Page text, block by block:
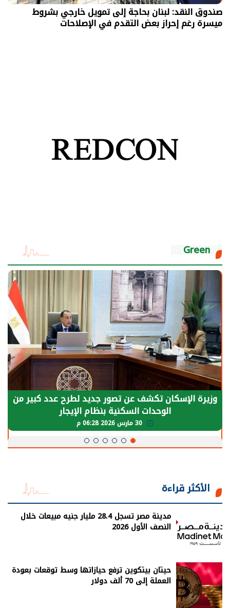
صندوق النقد: لبنان بحاجة إلى تمويل خارجي بشروط
ميسرة رغم إحراز بعض التقدم في الإصلاحات
Green
وزيرة الإسكان تكشف عن تصور جديد لطرح عدد كبير من
الوحدات السكنية بنظام الإيجار
الأكثر قراءة
مدينة مصر تسجل 28.4 مليار جنيه مبيعات خلال
النصف الأول 2026
حيتان بيتكوين ترفع حيازاتها وسط توقعات بعودة
العملة إلى 70 ألف دولار